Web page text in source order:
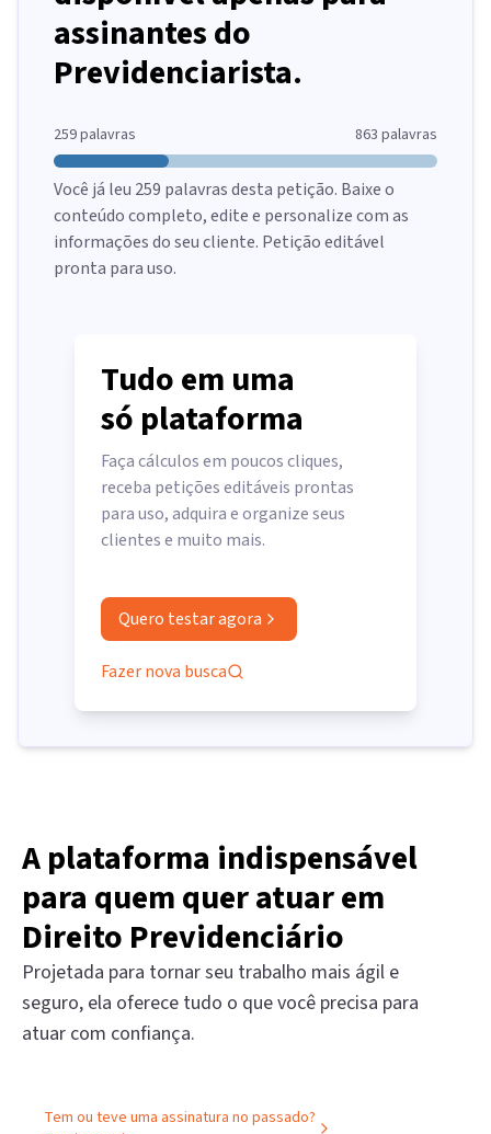
assinantes do
Previdenciarista.
259palavras 863 palavras
Você já leu 259 palavras desta petição. Baixe o
conteúdo completo, edite e personalize com as
informações do seu cliente. Petição editável
pronta para uso.
Tudo em uma
só plataforma
Faça cálculos em poucos cliques,
receba petições editáveis prontas
para uso, adquira e organize seus
clientes e muito mais.
Quero testar agora
Fazer nova busca
A plataforma indispensável
para quem quer atuar em
Direito Previdenciário
Projetada para tornar seu trabalho mais ágil e
seguro, ela oferece tudo o que você precisa para
atuar com confiança.
Tem ou teve uma assinatura no passado?